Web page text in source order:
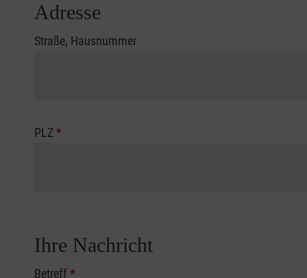
Adresse
Straße, Hausnummer
PLZ*
Ihre Nachricht
Betreff*